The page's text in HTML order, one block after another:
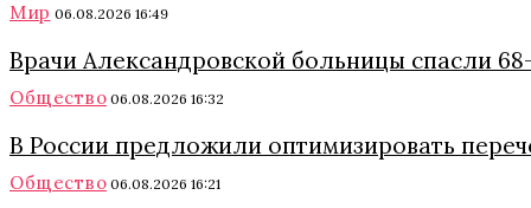
Мир 06.08.2026 16:49
Врачи Александровской больницы спасли
Общество 06.08.2026 16:32
В России предложили оптимизировать
Общество 06.08.2026 16:21